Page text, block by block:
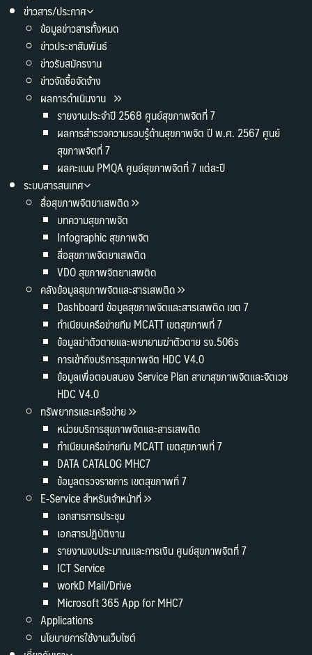
ข่าวสาร/ประกาศ
ข้อมูลข่าวสารทั้งหมด
ข่าวประชาสัมพันธ์
ข่าวรับสมัครงาน
ข่าวจัดซื้อจัดจ้าง
ผลการดำเนินงาน
รายงานประจำปี 2568 ศูนย์สุขภาพจิตที่ 7
ผลการสำรวจความรอบรู้ด้านสุขภาพจิต ปี พ.ศ. 2567 ศูนย์
สุขภาพจิตที่ 7
ผลคะแนน PMQA ศูนย์สุขภาพจิตที่ 7 แต่ละปี
ระบบสารสนเทศ
สื่อสุขภาพจิตยาเสพติด
บทความสุขภาพจิต
Infographic สุขภาพจิต
สื่อสุขภาพจิตยาเสพติด
VDO สุขภาพจิตยาเสพติด
คลังข้อมูลสุขภาพจิตและสารเสพติด
Dashboard ข้อมูลสุขภาพจิตและสารเสพติด เขต 7
ทำเนียบเครือข่ายทีม MCATT เขตสุขภาพที่ 7
ข้อมูลฆ่าตัวตายและพยายามฆ่าตัวตาย รง.506s
การเข้าถึงบริการสุขภาพจิต HDC V4.0
ข้อมูลเพื่อตอบสนอง Service Plan สาขาสุขภาพจิตและจิตเวช
HDC V4.0
ทรัพยากรและเครือข่าย
หน่วยบริการสุขภาพจิตและสารเสพติด
ทำเนียบเครือข่ายทีม MCATT เขตสุขภาพที่ 7
DATA CATALOG MHC7
ข้อมูลตรวจราชการ เขตสุขภาพที่ 7
E-Service สำหรับเจ้าหน้าที่
เอกสารการประชุม
เอกสารปฏิบัติงาน
รายงานงบประมาณและการเงิน ศูนย์สุขภาพจิตที่ 7
ICT Service
workD Mail/Drive
Microsoft 365 App for MHC7
Applications
นโยบายการใช้งานเว็บไซต์